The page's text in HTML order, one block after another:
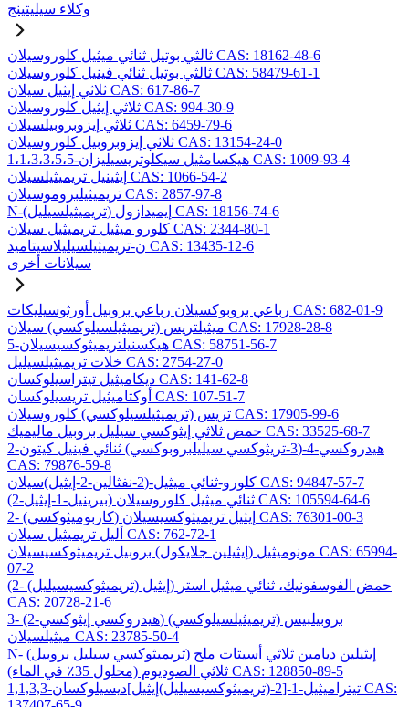
وكلاء سيليتينج
ثالثي بوتيل ثنائي ميثيل كلوروسيلان CAS: 18162-48-6
ثالثي بوتيل ثنائي فينيل كلوروسيلان CAS: 58479-61-1
ثلاثي إيثيل سيلان CAS: 617-86-7
ثلاثي إيثيل كلوروسيلان CAS: 994-30-9
ثلاثي إيزوبروبيلسيلان CAS: 6459-79-6
ثلاثي إيزوبروبيل كلوروسيلان CAS: 13154-24-0
1،1،3،3،5،5-هيكسامثيل سيكلوتريسيليزان CAS: 1009-93-4
إيثينيل تريميثيلسيلان CAS: 1066-54-2
تريميثيلبروموسيلان CAS: 2857-97-8
N-(تريميثيلسيليل) إيميدازول CAS: 18156-74-6
كلورو ميثيل تريميثيل سيلان CAS: 2344-80-1
ن-تريميثيلسيليلاسيتاميد CAS: 13435-12-6
سيلانات أخرى
رباعي بروبوكسيلان رباعي بروبيل أورثوسيليكات CAS: 682-01-9
ميثيلتريس (تريميثيلسيلوكسي) سيلان CAS: 17928-28-8
5-هيكسنيلتريميثوكسيسيلان CAS: 58751-56-7
خلات تريميثيلسيليل CAS: 2754-27-0
ديكاميثيل تيتراسيلوكسان CAS: 141-62-8
أوكتاميثيل تريسيلوكسان CAS: 107-51-7
تريس (تريميثيلسيلوكسي) كلوروسيلان CAS: 17905-99-6
حمض ثلاثي إيثوكسي سيليل بروبيل ماليميك CAS: 33525-68-7
2-هيدروكسي-4-(3-تريثوكسي سيليلبروبوكسي) ثنائي فينيل كيتون
CAS: 79876-59-8
كلورو-ثنائي ميثيل-(2-نفثالين-2-إيثيل)سيلان CAS: 94847-57-7
(2-بيرينيل-1-إيثيل) ثنائي ميثيل كلوروسيلان CAS: 105594-64-6
2- (كاربوميثوكسي) إيثيل تريميثوكسيسيلان CAS: 76301-00-3
أليل تريميثيل سيلان CAS: 762-72-1
مونوميثيل (إيثيلين جلايكول) بروبيل تريميثوكسيسيلان CAS: 65994-
07-2
(2- (تريميثوكسيسيليل) إيثيل) حمض الفوسفونيك، ثنائي ميثيل استر
CAS: 20728-21-6
3- (2-هيدروكسي إيثوكسي) بروبيلبيس (تريميثيلسيلوكسي)
ميثيلسيلان CAS: 23785-50-4
N- (تريميثوكسي سيليل بروبيل) إيثيلين ديامين ثلاثي أسيتات ملح
ثلاثي الصوديوم (محلول 35٪ في الماء) CAS: 128850-89-5
1,1,3,3-تيتراميثيل-1-[2-(تريميثوكسيسيليل)إيثيل]ديسيلوكسان CAS: